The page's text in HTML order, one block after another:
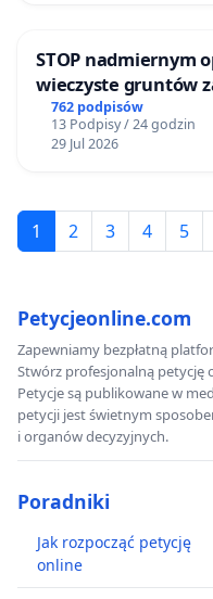
STOP nadmiernym
wieczyste gruntów
ogrody działkowe.
762 podpisów
13 Podpisy / 24 godzin
29 Jul 2026
1 2 3 4 5
Petycjeonline.com
Zapewniamy bezpłatną
Stwórz profesjonalną petycję
Petycje są publikowane w
petycji jest świetnym
i organów decyzyjnych.
Poradniki
Jak rozpocząć petycję
online